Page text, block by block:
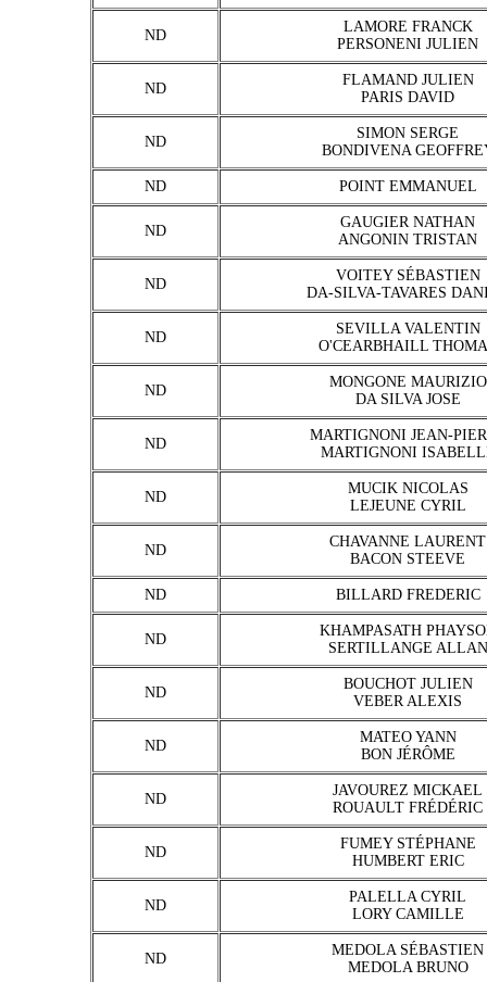
ND
LAMORE FRANCK
PERSONENI JULIEN
ND
FLAMAND JULIEN
PARIS DAVID
ND
SIMON SERGE
BONDIVENA
ND POINT EMMANUEL
ND
GAUGIER NATHAN
ANGONIN TRISTAN
ND
VOITEY SÉBASTIEN
DA-SILVA-TAVARES
ND
SEVILLA VALENTIN
O'CEARBHAILL
ND
MONGONE MAURIZIO
DA SILVA JOSE
ND
MARTIGNONI JEAN-
MARTIGNONI
ND
MUCIK NICOLAS
LEJEUNE CYRIL
ND
CHAVANNE LAURENT
BACON STEEVE
ND BILLARD FREDERIC
ND
KHAMPASATH
SERTILLANGE ALLAN
ND
BOUCHOT JULIEN
VEBER ALEXIS
ND
MATEO YANN
BON JÉRÔME
ND
JAVOUREZ MICKAEL
ROUAULT FRÉDÉRIC
ND
FUMEY STÉPHANE
HUMBERT ERIC
ND
PALELLA CYRIL
LORY CAMILLE
ND
MEDOLA SÉBASTIEN
MEDOLA BRUNO